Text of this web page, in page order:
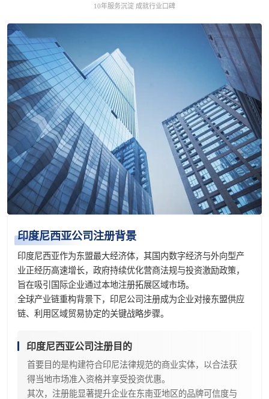
10年服务沉淀 成就行业口碑
印度尼西亚公司注册背景
印度尼西亚作为东盟最大经济体，其国内数字经济与外向型产
业正经历高速增长，政府持续优化营商法规与投资激励政策，
旨在吸引国际企业通过本地注册拓展区域市场。
全球产业链重构背景下，印尼公司注册成为企业对接东盟供应
链、利用区域贸易协定的关键战略步骤。
印度尼西亚公司注册目的
首要目的是构建符合印尼法律规范的商业实体，以合法获
得当地市场准入资格并享受投资优惠。
其次，注册能显著提升企业在东南亚地区的品牌可信度与